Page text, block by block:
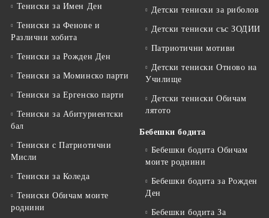
Тениски за Имен Ден
Тениски за Фенове и
Различни хобита
Тениски за Рожден Ден
Тениски за Mоминско парти
Тениски за Eргенско парти
Тениски за Aбитуриентски
бал
Тениски с Патриотични
Мисли
Тениски за Коледа
Тениски Обичам моите
роднини
Детски тениски за риболов
Детски тениски със ЗОДИИ
Патриотични мотиви
Детски тениски Отново на
Училище
Детски тениски Обичам
лятото
Бебешки бодита
Бебешки бодита Обичам
моите роднини
Бебешки бодита за Рожден
Ден
Бебешки бодита За